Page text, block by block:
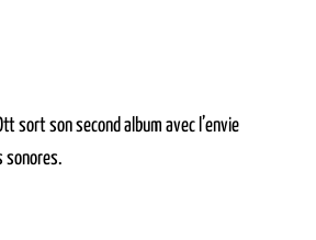
sort son second album avec l’envie
sonores.